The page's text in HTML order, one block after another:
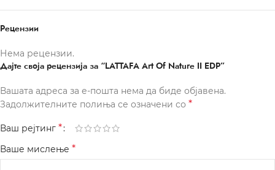
Рецензии
Нема рецензии.
Дајте своја рецензија за “LATTAFA Art Of Nature II EDP”
Вашата адреса за е-пошта нема да биде објавена.
Задолжителните полиња се означени со *
Ваш рејтинг *
Ваше мислење *